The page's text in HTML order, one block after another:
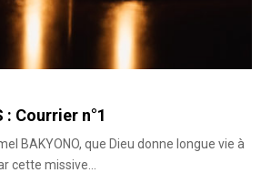
: Courrier n°1
BAKYONO, que Dieu donne longue vie à
cette missive...